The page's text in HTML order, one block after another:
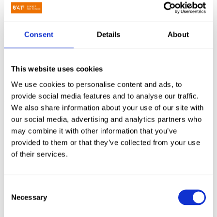
Consent Details About
This website uses cookies
We use cookies to personalise content and ads, to
provide social media features and to analyse our traffic.
We also share information about your use of our site with
our social media, advertising and analytics partners who
may combine it with other information that you’ve
provided to them or that they’ve collected from your use
of their services.
Selection
Necessary
Wyślij wiadomość
Makarena
Strona główna
Makarena
Tagi:
Strona www , UX/UI
Branże:Żywność i napoje
Zespół projektowy: Adam Michańków (Head of Strategy)
O marce Makarenai naszym zadaniu
pokazanie tożsamości tej wyjątkowej, znanej od pokoleń marki
FMCG.